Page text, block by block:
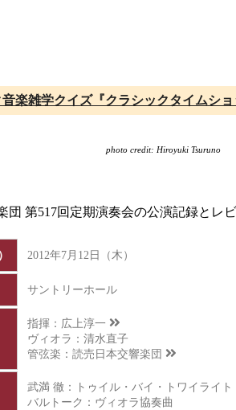
楽雑学クイズ『クラシックタイムシ
photo credit: Hiroyuki Tsuruno
第517回定期演奏会の公演記録とレ
2012年7月12日（木）
サントリーホール
指揮： 広上淳一
ヴィオラ：清水直子
管弦楽： 読売日本交響楽団
武満 徹：トゥイル・バイ・トワイライト
バルトーク：ヴィオラ協奏曲